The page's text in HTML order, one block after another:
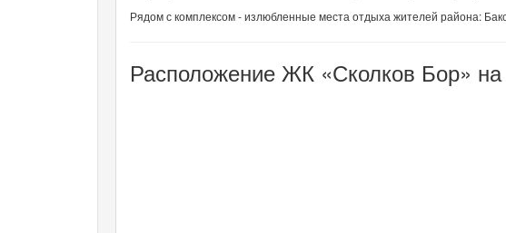
Рядом с комплексом - излюбленные места отдыха жителей района:
Расположение ЖК «Сколков Бор» на